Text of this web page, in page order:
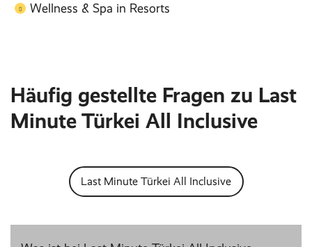
Wellness & Spa in Resorts
Häufig gestellte Fragen zu Last
Minute Türkei All Inclusive
Last Minute Türkei All Inclusive